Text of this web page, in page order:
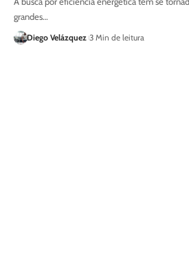
grandes…
Diego Velázquez 3 Min de leitura